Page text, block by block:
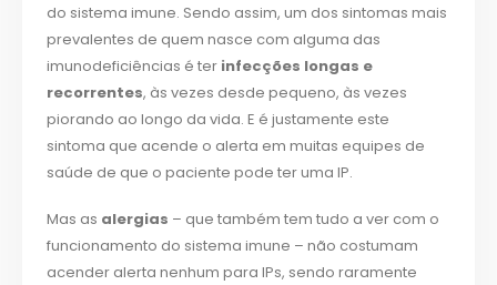
do sistema imune. Sendo assim, um dos sintomas mais
prevalentes de quem nasce com alguma das
imunodeficiências é ter infecções longas e
recorrentes, às vezes desde pequeno, às vezes
piorando ao longo da vida. E é justamente este
sintoma que acende o alerta em muitas equipes de
saúde de que o paciente pode ter uma IP.
Mas as alergias – que também tem tudo a ver com o
funcionamento do sistema imune – não costumam
acender alerta nenhum para IPs, sendo raramente